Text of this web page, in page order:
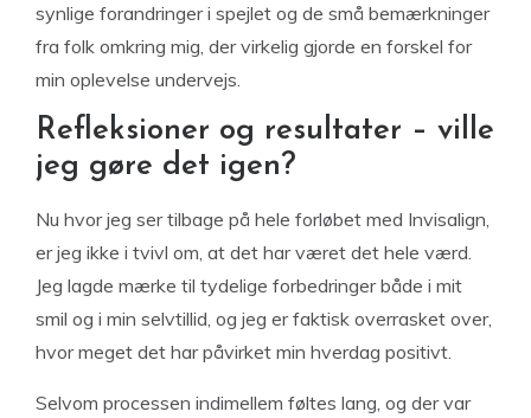
synlige forandringer i spejlet og de små bemærkninger
fra folk omkring mig, der virkelig gjorde en forskel for
min oplevelse undervejs.
Refleksioner og resultater – ville
jeg gøre det igen?
Nu hvor jeg ser tilbage på hele forløbet med Invisalign,
er jeg ikke i tvivl om, at det har været det hele værd.
Jeg lagde mærke til tydelige forbedringer både i mit
smil og i min selvtillid, og jeg er faktisk overrasket over,
hvor meget det har påvirket min hverdag positivt.
Selvom processen indimellem føltes lang, og der var